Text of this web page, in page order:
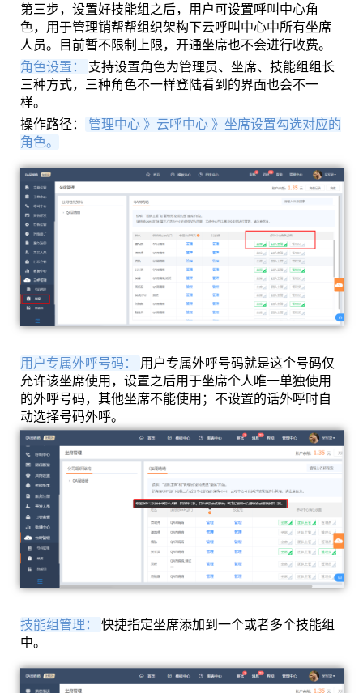
第三步，设置好技能组之后，用户可设置呼叫中心角
色，用于管理销帮帮组织架构下云呼叫中心中所有坐席
人员。目前暂不限制上限，开通坐席也不会进行收费。
角色设置： 支持设置角色为管理员、坐席、技能组组长
三种方式，三种角色不一样登陆看到的界面也会不一
样。
操作路径：
管理中心 》云呼中心 》坐席设置勾选对应的
角色。
用户专属外呼号码： 用户专属外呼号码就是这个号码仅
允许该坐席使用，设置之后用于坐席个人唯一单独使用
的外呼号码，其他坐席不能使用；不设置的话外呼时自
动选择号码外呼。
技能组管理： 快捷指定坐席添加到一个或者多个技能组
中。